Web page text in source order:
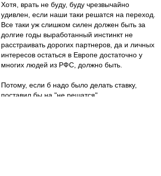
Хотя, врать не буду, буду чрезвычайно
удивлен, если наши таки решатся на переход.
Все таки уж слишком силен должен быть за
долгие годы выработанный инстинкт не
расстраивать дорогих партнеров, да и личных
интересов остаться в Европе достаточно у
многих людей из РФС, должно быть.
Потому, если б надо было делать ставку,
поставил бы на "не решатся".